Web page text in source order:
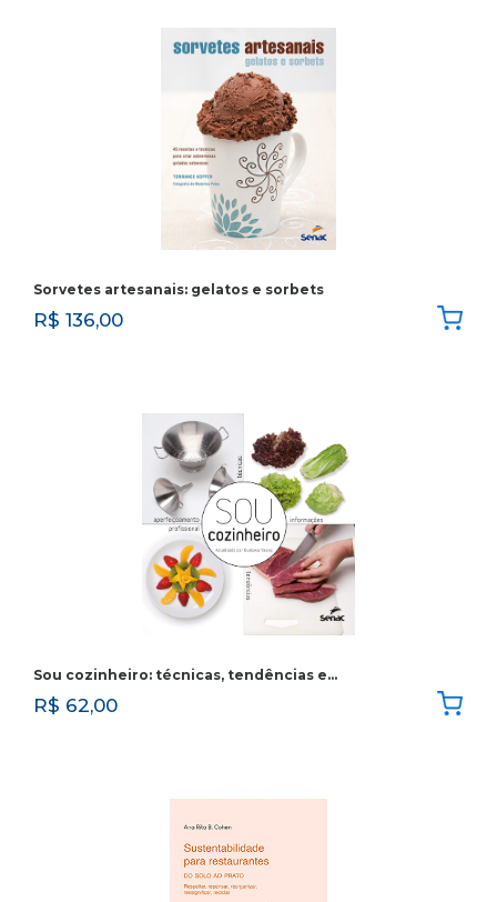
Sorvetes artesanais: gelatos e sorbets
R$ 136,00
Sou cozinheiro: técnicas, tendências e…
R$ 62,00